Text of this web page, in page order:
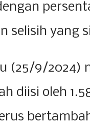
selisih yang
(25/9/2024)
diisi oleh